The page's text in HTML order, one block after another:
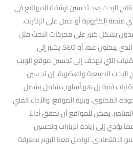
البحث يعد تحسين ارشفة المواقع في
أي منصة إلكترونية أو عمل على الإنترنت.
بشكل كبير على محركات البحث مثل
جوجل للعثور على المحتوى الذي يبحثون عنه. أو SEO. يشير إلى
التي تهدف إلى تحسين موقع الويب
الطبيعية والعضوية. إن تحسين
فنية بل هو أسلوب شامل يشمل
المحتوى، وبنية الموقع، والأداء الفني
يمكن للمواقع أن تحقق أداءً
يؤدي إلى زيادة الزيارات وتحسين
الاقتصادي. تواصل معنا اليوم لمعرفة